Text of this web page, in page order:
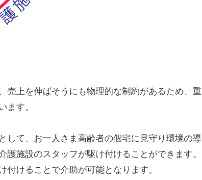
売上を伸ばそうにも物理的な制約があるため、重
ます。
して、お一人さま高齢者の個宅に見守り環境の導
施設のスタッフが駆け付けることができます。
けることで介助が可能となります。